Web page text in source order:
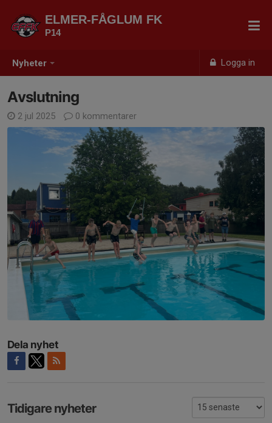
Nyheter Logga in
ELMER-FÅGLUM FK
P14
Avslutning
2 jul 2025 0 kommentarer
Dela nyhet
Tidigare nyheter